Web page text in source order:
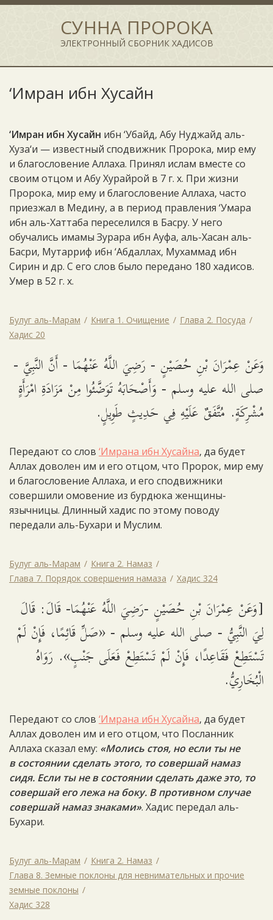
СУННА ПРОРОКА
ЭЛЕКТРОННЫЙ СБОРНИК ХАДИСОВ
‘Имран ибн Хусайн
‘Имран ибн Хусайн ибн ‘Убайд, Абу Нуджайд аль-
Хуза‘и — известный сподвижник Пророка, мир ему
и благословение Аллаха. Принял ислам вместе со
своим отцом и Абу Хурайрой в 7 г. х. При жизни
Пророка, мир ему и благословение Аллаха, часто
приезжал в Медину, а в период правления ‘Умара
ибн аль-Хаттаба переселился в Басру. У него
обучались имамы Зурара ибн Ауфа, аль-Хасан аль-
Басри, Мутарриф ибн ‘Абдаллах, Мухаммад ибн
Сирин и др. С его слов было передано 180 хадисов.
Умер в 52 г. х.
Булуг аль-Марам Книга 1. Очищение
Глава 2. Посуда
Хадис 20
وَعَنْ عِمْرَانَ بْنِ حُصَيْنٍ - رَضِيَ اللَّهُ عَنْهُمَا - أَنَّ النَّبِيَّ -
صلى الله عليه وسلم - وَأَصْحَابَهُ تَوَضَّئُوا مِنْ مَزَادَةِ امْرَأَةٍ
مُشْرِكَةٍ. مُتَّفَقٌ عَلَيْهِ فِي حَدِيثٍ طَوِيلٍ.
Передают со слов ‘Имрана ибн Хусайна, да будет
Аллах доволен им и его отцом, что Пророк, мир ему
и благословение Аллаха, и его сподвижники
совершили омовение из бурдюка женщины-
язычницы. Длинный хадис по этому поводу
передали аль-Бухари и Муслим.
Булуг аль-Марам
Книга 2. Намаз
Глава 7. Порядок совершения намаза
Хадис 324
[وَعَنْ عِمْرَانَ بْنِ حُصَيْنٍ -رَضِيَ اللَّهُ عَنْهُمَا- قَالَ: قَالَ
لِيَ النَّبِيُّ - صلى الله عليه وسلم - «صَلِّ قَائِمًا، فَإِنْ لَمْ
تَسْتَطِعْ فَقَاعِدًا، فَإِنْ لَمْ تَسْتَطِعْ فَعَلَى جَنْبٍ». رَوَاهُ
الْبُخَارِيُّ.
Передают со слов ‘Имрана ибн Хусайна, да будет
Аллах доволен им и его отцом, что Посланник
Аллаха сказал ему: «Молись стоя, но если ты не
в состоянии сделать этого, то совершай намаз
сидя. Если ты не в состоянии сделать даже это, то
совершай его лежа на боку. В противном случае
совершай намаз знаками». Хадис передал аль-
Бухари.
Булуг аль-Марам
Книга 2. Намаз
Глава 8. Земные поклоны для невнимательных и прочие
земные поклоны
Хадис 328